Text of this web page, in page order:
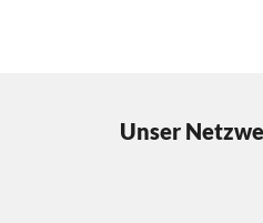
Unser